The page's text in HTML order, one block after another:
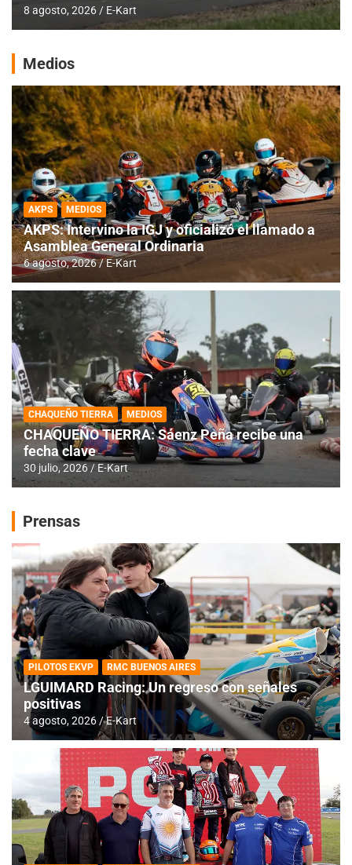
8 agosto, 2026 E-Kart
Medios
AKPS MEDIOS
AKPS: Intervino la IGJ y oficializó el llamado a
Asamblea General Ordinaria
6 agosto, 2026 E-Kart
CHAQUEÑO TIERRA MEDIOS
CHAQUEÑO TIERRA: Sáenz Peña recibe una
fecha clave
30 julio, 2026 E-Kart
Prensas
PILOTOS EKVP RMC BUENOS AIRES
LGUIMARD Racing: Un regreso con señales
positivas
4 agosto, 2026 E-Kart